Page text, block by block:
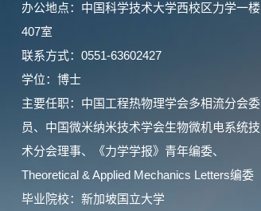
办公地点：中国科学技术大学西校区力学一楼
407室
联系方式：0551-63602427
学位：博士
主要任职：中国工程热物理学会多相流分会委
员、中国微米纳米技术学会生物微机电系统技
术分会理事、《力学学报》青年编委、
Theoretical & Applied Mechanics Letters编委
毕业院校：新加坡国立大学